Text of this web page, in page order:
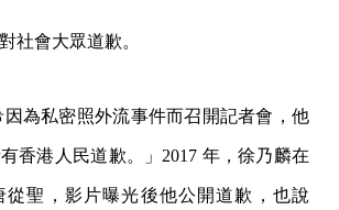
社會大眾道歉。
因為私密照外流事件而召開記者會，他
香港人民道歉。」2017 年，徐乃麟在
從聖，影片曝光後他公開道歉，也說